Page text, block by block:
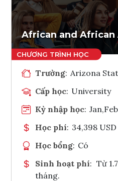
African and
Trường: Arizona
Cấp học: University
Kỳ nhập học:
Học phí: 34,398 USD
Học bổng: Có
Sinh hoạt phí: Từ
tháng.